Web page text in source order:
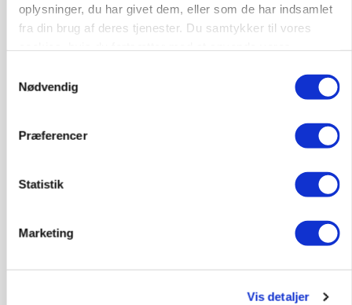
oplysninger, du har givet dem, eller som de har indsamlet
fra din brug af deres tjenester. Du samtykker til vores
Nødvendig
Præferencer
Statistik
Marketing
Vis detaljer
Russisk mælkepris dykker 23 procent
Fra mark til mur: Byggeriet kan åbne nyt